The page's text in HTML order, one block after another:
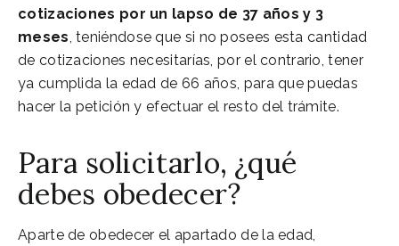
cotizaciones por un lapso de 37 años y 3
meses, teniéndose que si no posees esta cantidad
de cotizaciones necesitarías, por el contrario, tener
ya cumplida la edad de 66 años, para que puedas
hacer la petición y efectuar el resto del trámite.
Para solicitarlo, ¿qué
debes obedecer?
Aparte de obedecer el apartado de la edad,